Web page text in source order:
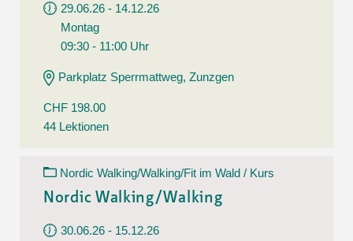
29.06.26 - 14.12.26
Montag
09:30 - 11:00 Uhr
Parkplatz Sperrmattweg, Zunzgen
CHF 198.00
44 Lektionen
Nordic Walking/Walking/Fit im Wald / Kurs
Nordic Walking/Walking
30.06.26 - 15.12.26